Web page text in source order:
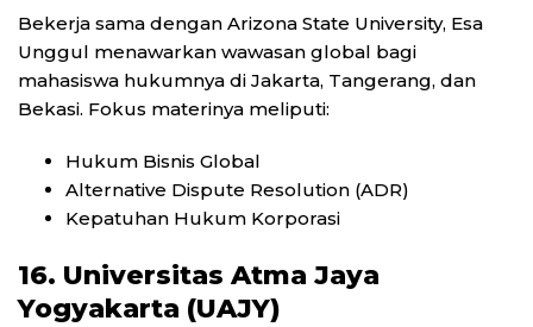
Bekerja sama dengan Arizona State University, Esa
Unggul menawarkan wawasan global bagi
mahasiswa hukumnya di Jakarta, Tangerang, dan
Bekasi. Fokus materinya meliputi:
Hukum Bisnis Global
Alternative Dispute Resolution (ADR)
Kepatuhan Hukum Korporasi
16. Universitas Atma Jaya
Yogyakarta (UAJY)